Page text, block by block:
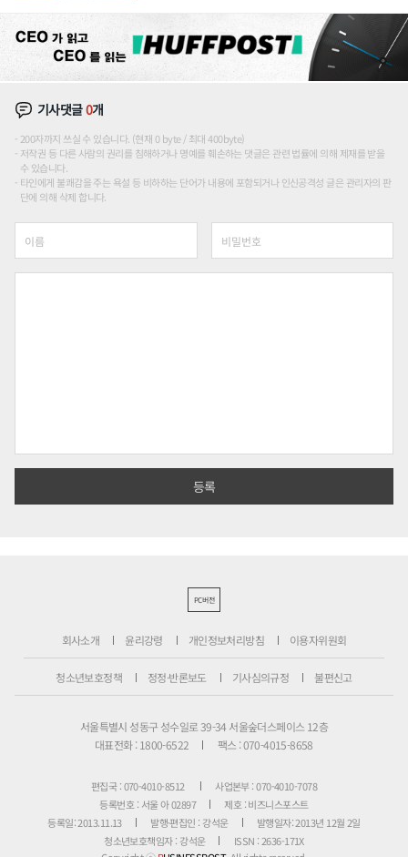
기사댓글0개
200자까지 쓰실 수 있습니다. (현재 0 byte / 최대 400byte)
저작권 등 다른 사람의 권리를 침해하거나 명예를 훼손하는 댓글은 관련 법률에 의해 제재를 받을
수 있습니다.
타인에게 불쾌감을 주는 욕설 등 비하하는 단어가 내용에 포함되거나 인신공격성 글은 관리자의 판
단에 의해 삭제 합니다.
PC버전
회사소개 윤리강령 개인정보처리방침 이용자위원회
청소년보호정책 정정·반론보도 기사심의규정 불편신고
서울특별시 성동구 성수일로 39-34 서울숲더스페이스 12층
대표전화 : 1800-6522
팩스 : 070-4015-8658
편집국 : 070-4010-8512
사업본부 : 070-4010-7078
등록번호 : 서울 아 02897
제호 : 비즈니스포스트
등록일: 2013.11.13
발행·편집인 : 강석운
발행일자: 2013년 12월 2일
청소년보호책임자 : 강석운
ISSN : 2636-171X